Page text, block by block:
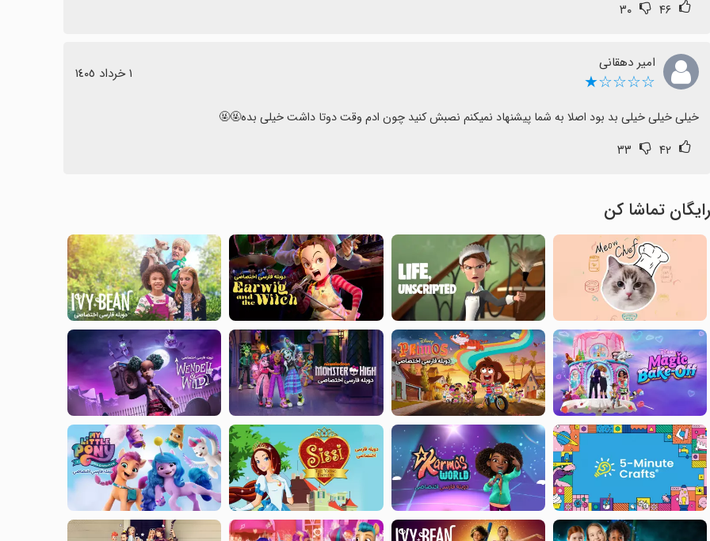
۴۶ ۳۰
امیر دهقانی
☆☆☆☆★ ١ خرداد ١٤٠٥
خیلی خیلی خیلی بد بود اصلا به شما پیشنهاد نمیکنم نصبش کنید چون ادم وقت دوتا داشت خیلی بده🤬🤬
۴۲ ۳۳
رایگان تماشا کن